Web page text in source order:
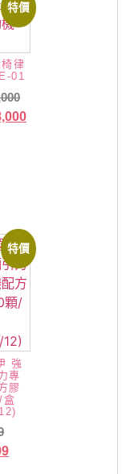
特價
律
01
特價
強
專
膠
盒